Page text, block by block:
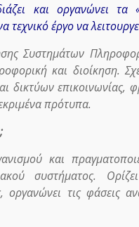
και οργανώνει
τεχνικό έργο να
Συστημάτων
και διοίκηση.
επικοινωνίας,
πρότυπα.
και
συστήματος.
οργανώνει τις φάσεις